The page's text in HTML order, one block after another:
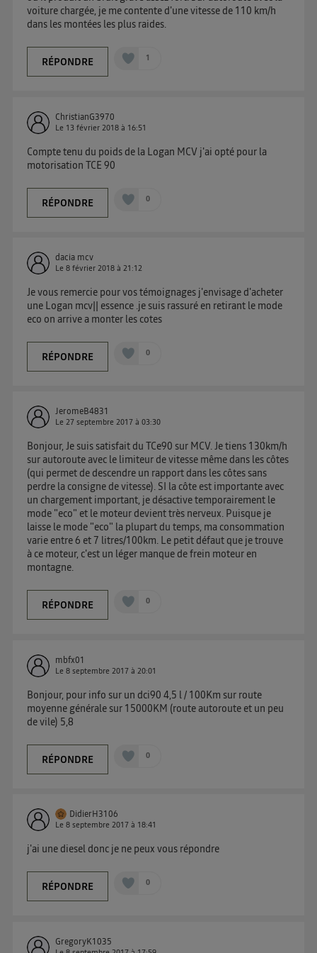
voiture chargée, je me contente d'une vitesse de 110 km/h
dans les montées les plus raides.
RÉPONDRE 1
ChristianG3970
Le 13 février 2018 à 16:51
Compte tenu du poids de la Logan MCV j'ai opté pour la
motorisation TCE 90
RÉPONDRE 0
dacia mcv
Le8 février 2018 à21:12
Je vous remercie pour vos témoignages j'envisage d'acheter
une Logan mcv|| essence .je suis rassuré en retirant le mode
eco on arrive a monter les cotes
RÉPONDRE 0
JeromeB4831
Le27 septembre 2017 à03:30
Bonjour, Je suis satisfait du TCe90 sur MCV. Je tiens 130km/h
sur autoroute avec le limiteur de vitesse même dans les côtes
(qui permet de descendre un rapport dans les côtes sans
perdre la consigne de vitesse). SI la côte est importante avec
un chargement important, je désactive temporairement le
mode "eco" et le moteur devient très nerveux. Puisque je
laisse le mode "eco" la plupart du temps, ma consommation
varie entre 6 et 7 litres/100km. Le petit défaut que je trouve
à ce moteur, c'est un léger manque de frein moteur en
montagne.
RÉPONDRE 0
mbfx01
Le8 septembre 2017 à20:01
Bonjour, pour info sur un dci90 4,5 l / 100Km sur route
moyenne générale sur 15000KM (route autoroute et un peu
de vile) 5,8
RÉPONDRE 0
DidierH3106
Le8 septembre 2017 à 18:41
j'ai une diesel donc je ne peux vous répondre
RÉPONDRE 0
GregoryK1035
téléphone).
L'identifiant est associé à votre connexion internet.
Ainsi, toutes les personnes utilisant la même
connexion et ayant consenties se verront attribuer le
même identifiant. En général :
Pour uneconnexion mobile
uniquement sur la navigation de l'utilisateur du mobile.
surle portail d’Utiq
d'informations, veuillez consulter
d'information sur les données personnelles